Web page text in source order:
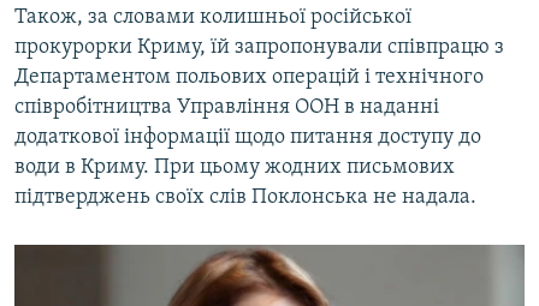
Також, за словами колишньої російської
прокурорки Криму, їй запропонували співпрацю з
Департаментом польових операцій і технічного
співробітництва Управління ООН в наданні
додаткової інформації щодо питання доступу до
води в Криму. При цьому жодних письмових
підтверджень своїх слів Поклонська не надала.